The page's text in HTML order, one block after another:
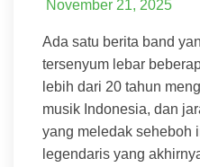
November 21, 2025
Ada satu berita band
tersenyum lebar
lebih dari 20 tahun
musik Indonesia, dan
yang meledak seheboh
legendaris yang